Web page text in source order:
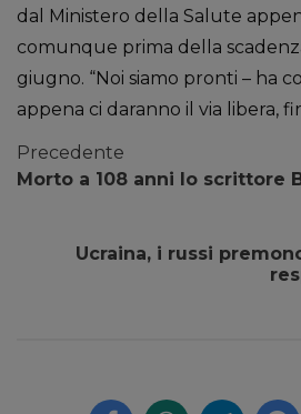
dal Ministero della Salute
comunque prima della
giugno. “Noi siamo pronti – ha
appena ci daranno il via libera,
Precedente
Morto a 108 anni lo scrittore
Ucraina, i russi